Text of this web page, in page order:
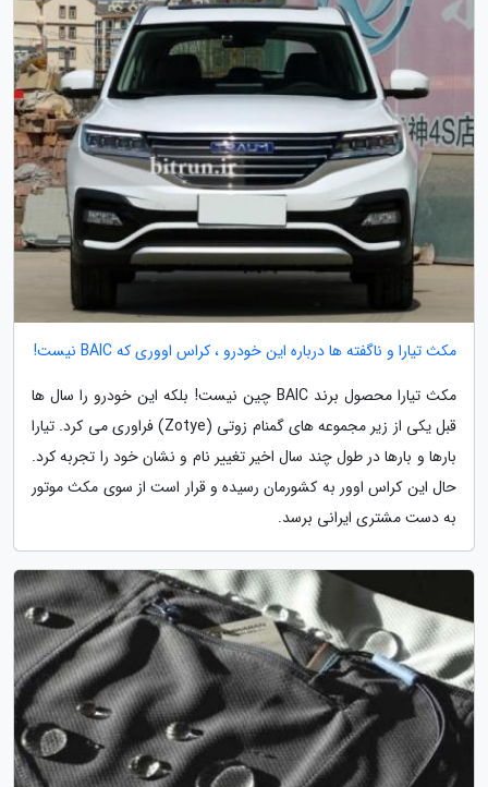
مکث تیارا و ناگفته ها درباره این خودرو ، کراس اووری که BAIC نیست!
مکث تیارا محصول برند BAIC چین نیست! بلکه این خودرو را سال ها
قبل یکی از زیر مجموعه های گمنام زوتی (Zotye) فراوری می کرد. تیارا
بارها و بارها در طول چند سال اخیر تغییر نام و نشان خود را تجربه کرد.
حال این کراس اوور به کشورمان رسیده و قرار است از سوی مکث موتور
به دست مشتری ایرانی برسد.